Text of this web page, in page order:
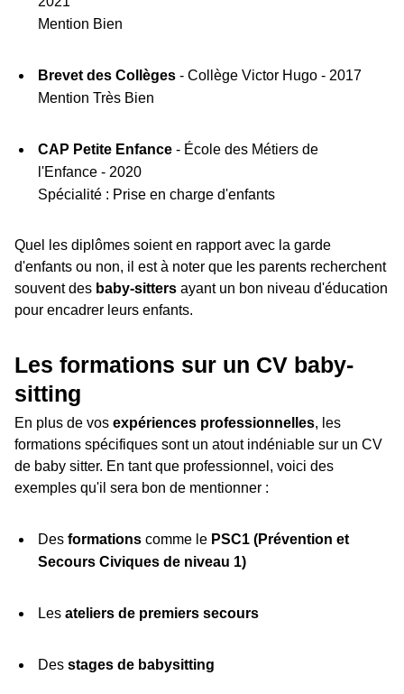
Mention Bien
Brevet des Collèges- Collège Victor Hugo - 2017
Mention Très Bien
CAP Petite Enfance- École des Métiers de
l'Enfance - 2020
Spécialité : Prise en charge d'enfants
Quel les diplômes soient en rapport avec la garde
d'enfants ou non, il est à noter que les parents recherchent
souvent des baby-sitters ayant un bon niveau d'éducation
pour encadrer leurs enfants.
Les formations sur un CV baby-
sitting
En plus de vos expériences professionnelles, les
formations spécifiques sont un atout indéniable sur un CV
de baby sitter. En tant que professionnel, voici des
exemples qu'il sera bon de mentionner :
Des formationscomme le PSC1 (Prévention et
Secours Civiques de niveau 1)
Les ateliers de premiers secours
Des stages de babysitting